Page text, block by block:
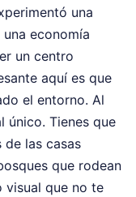
una
economía
un centro
aquí es que
el entorno. Al
único. Tienes que
las casas
que rodean
visual que no te